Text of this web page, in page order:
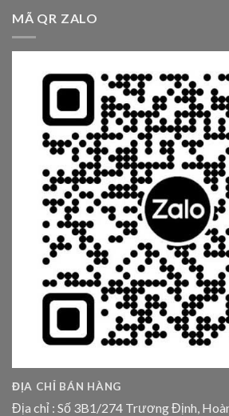
MÃ QR ZALO
ĐỊA CHỈ BÁN HÀNG
Địa chỉ : Số 3B1/274 Trương Định,